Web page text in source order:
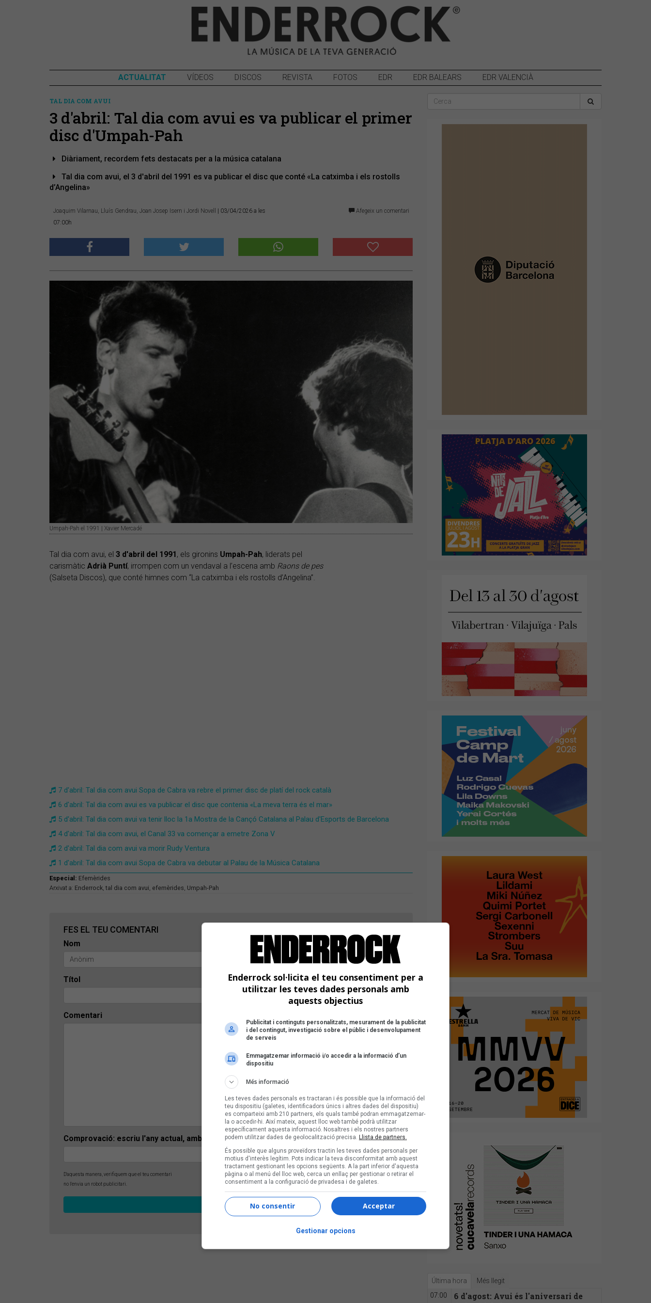
ACTUALITAT VÍDEOS DISCOS REVISTA FOTOS EDR EDR BALEARS EDR VALENCIÀ
TAL DIA COM AVUI
3 d'abril: Tal dia com avui es va publicar el primer
disc d'Umpah-Pah
Diàriament, recordem fets destacats per a la música catalana
Tal dia com avui, el 3 d'abril del 1991 es va publicar el disc que conté «La catximba i els rostolls
d’Angelina»
Joaquim Vilarnau, Lluís Gendrau, Joan Josep Isern i Jordi Novell
| 03/04/2026 a les
07:00h
Afegeix un comentari
Umpah-Pah el 1991 | Xavier Mercadé
Tal dia com avui, el 3 d'abril del 1991, els gironins Umpah-Pah, liderats pel
carismàtic Adrià Puntí, irrompen com un vendaval a l’escena amb Raons de pes
(Salseta Discos), que conté himnes com “La catximba i els rostolls d’Angelina”.
7 d'abril: Tal dia com avui Sopa de Cabra va rebre el primer disc de platí del rock català
6 d'abril: Tal dia com avui es va publicar el disc que contenia «La meva terra és el mar»
5 d'abril: Tal dia com avui va tenir lloc la 1a Mostra de la Cançó Catalana al Palau d'Esports de Barcelona
4 d'abril: Tal dia com avui, el Canal 33 va començar a emetre Zona V
2 d'abril: Tal dia com avui va morir Rudy Ventura
1 d'abril: Tal dia com avui Sopa de Cabra va debutar al Palau de la Música Catalana
Especial: Efemèrides
Arxivat a: Enderrock ,tal dia com avui efemèrides Umpah-Pah
FES EL TEU COMENTARI
Nom
Títol
Comentari
Comprovació: escriu l'any actual, amb 4 xifres
D'aquesta manera, verifiquem que el teu comentari
no l'envia un robot publicitari.
Última hora Més llegit
07:00
6 d'agost: Avui és l'aniversari de
Enderrock sol·licita el teu consentiment per a
utilitzar les teves dades personals amb
aquests objectius
Publicitat i continguts personalitzats, mesurament de la publicitat
i del contingut, investigació sobre el públic i desenvolupament
de serveis
Emmagatzemar informació i/o accedir a la informació d’un
dispositiu
Més informació
Les teves dades personals es tractaran i és possible que la informació del
teu dispositiu (galetes, identificadors únics i altres dades del dispositiu)
es comparteixi amb 210 partners, els quals també podran emmagatzemar-
la o accedir-hi. Així mateix, aquest lloc web també podrà utilitzar
específicament aquesta informació. Nosaltres i els nostres partners
podem utilitzar dades de geolocalització precisa. Llista de partners.
És possible que alguns proveïdors tractin les teves dades personals per
motius d'interès legítim. Pots indicar la teva disconformitat amb aquest
tractament gestionant les opcions següents. A la part inferior d'aquesta
pàgina o al menú del lloc web, cerca un enllaç per gestionar o retirar el
consentiment a la configuració de privadesa i de galetes.
Acceptar
No consentir
Gestionar opcions